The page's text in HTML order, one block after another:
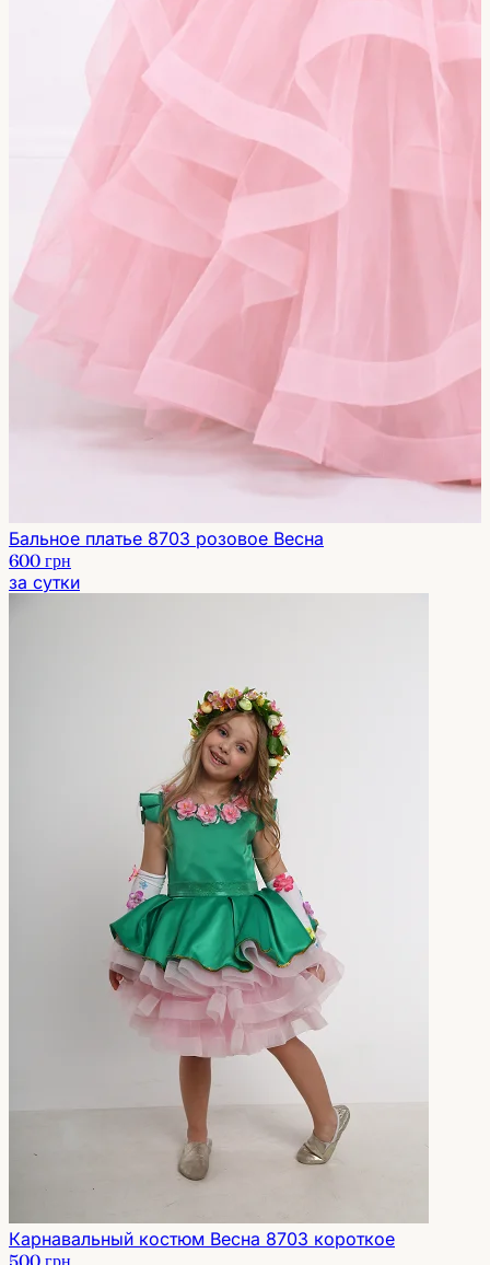
Бальное платье 8703 розовое Весна
600 грн
за сутки
Карнавальный костюм Весна 8703 короткое